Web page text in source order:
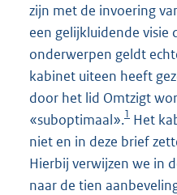
zijn met de invoering
een gelijkluidende visie
onderwerpen geldt
kabinet uiteen heeft
door het lid Omtzigt
«suboptimaal».1 Het
niet en in deze brief
Hierbij verwijzen we in
naar de tien